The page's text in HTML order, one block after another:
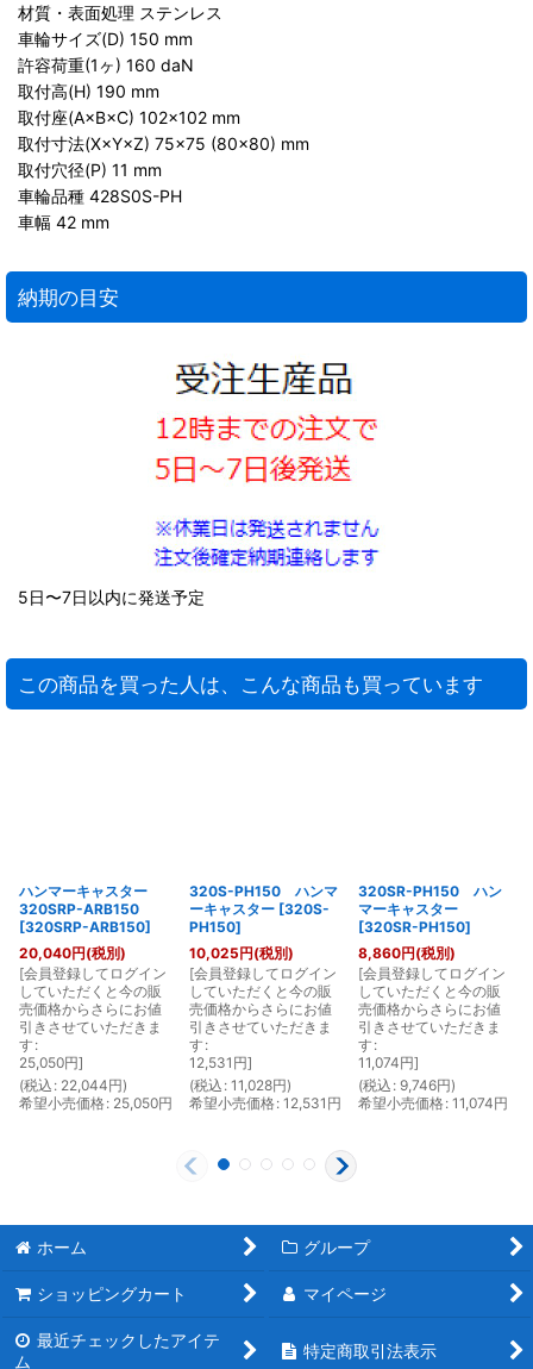
材質・表面処理 ステンレス
車輪サイズ(D) 150 mm
許容荷重(1ヶ) 160 daN
取付高(H) 190 mm
取付座(A×B×C) 102×102 mm
取付寸法(X×Y×Z) 75×75 (80×80) mm
取付穴径(P) 11 mm
車輪品種 428S0S-PH
車幅 42 mm
納期の目安
5日〜7日以内に発送予定
この商品を買った人は、こんな商品も買っています
ハンマーキャスター
320SRP-ARB150
[320SRP-ARB150]
20,040円(税別)
[会員登録してログイン
していただくと今の販
売価格からさらにお値
引きさせていただきま
す :
25,050円]
(税込 : 22,044円)
希望小売価格: 25,050円
320S-PH150 ハンマ
ーキャスター [320S-
PH150]
10,025円(税別)
[会員登録してログイン
していただくと今の販
売価格からさらにお値
引きさせていただきま
す :
12,531 円]
(税込 : 11,028円)
希望小売価格: 12,531 円
320SR-PH150 ハン
マーキャスター
[320SR-PH150]
8,860円(税別)
[会員登録してログイン
していただくと今の販
売価格からさらにお値
引きさせていただきま
す :
11,074円]
(税込 : 9,746円)
希望小売価格: 11,074円
ホーム グループ
ショッピングカート マイページ
最近チェックしたアイテ
ム
特定商取引法表示